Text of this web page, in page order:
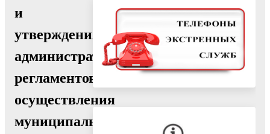
и
утверждения
административных
регламентов
осуществления
муниципального